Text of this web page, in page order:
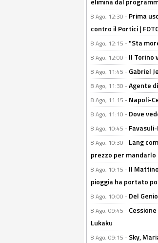
8 Ago, 12:30 - Prima
contro il Portici |
8 Ago, 12:15 - "Sta
8 Ago, 12:00 - Il Torino
8 Ago, 11:45 - Gabriel
8 Ago, 11:30 -Agente
8 Ago, 11:15 - Napoli-
8 Ago, 11:10 - Dove
8 Ago, 10:45 -
8 Ago, 10:30 - Lang
prezzo per mandarlo
8 Ago, 10:15 - Il
pioggia ha portato
8 Ago, 10:00 - Del
8 Ago, 09:45 -
Lukaku
8 Ago, 09:15 - Sky,